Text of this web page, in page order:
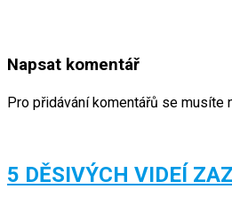
Napsat komentář
Pro přidávání komentářů se musíte
5 DĚSIVÝCH VIDEÍ